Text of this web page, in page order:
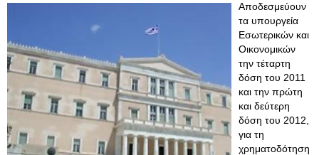
Αποδεσμεύουν
τα υπουργεία
Εσωτερικών και
Οικονομικών
την τέταρτη
δόση του 2011
και την πρώτη
και δεύτερη
δόση του 2012,
για τη
χρηματοδότηση